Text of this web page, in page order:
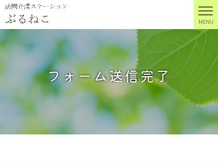
MENU
フォーム送信完了